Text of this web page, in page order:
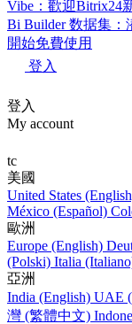
Vibe：歡迎Bitrix24
Bi Builder 数据集：
開始免費使用
登入
登入
My account
tc
美國
United States
México (Español)
歐洲
Europe (English)
(Polski) Italia
亞洲
India (English)
灣 (繁體中文)